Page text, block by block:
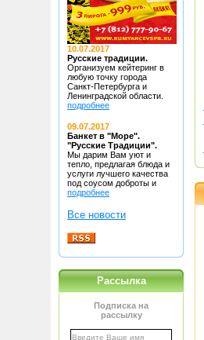
10.07.2017
Русские традиции.
Организуем кейтеринг в
любую точку города
Санкт-Петербурга и
Ленинградской области.
подробнее
09.07.2017
Банкет в "Море".
"Русские Традиции".
Мы дарим Вам уют и
тепло, предлагая блюда и
услуги лучшего качества
под соусом доброты и
подробнее
Все новости
Рассылка
Подписка на
рассылку